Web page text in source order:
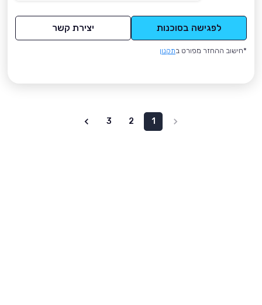
לפגישה בסוכנות יצירת קשר
*חישוב ההחזר מפורט בתקנון
1
2
3